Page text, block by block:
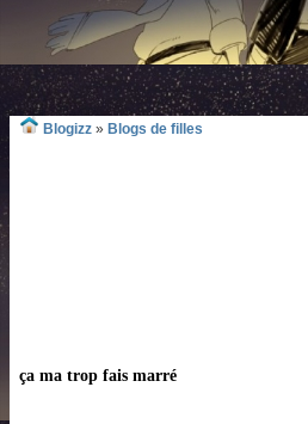
Blogizz » Blogs de filles
ça ma trop fais marré